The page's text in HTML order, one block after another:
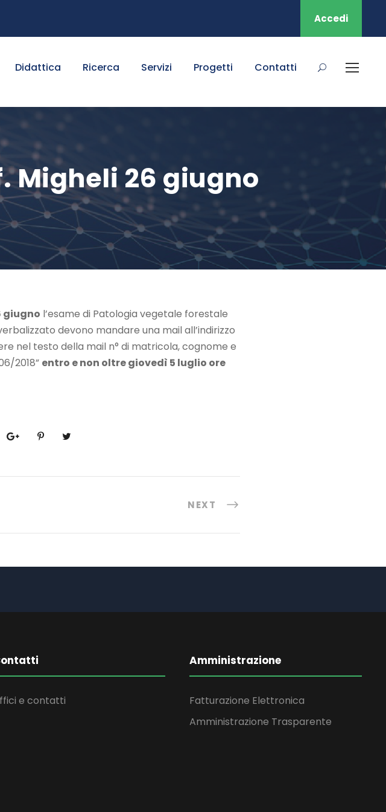
Accedi
Didattica Ricerca Servizi Progetti Contatti
Migheli 26 giugno
giugno l’esame di Patologia vegetale forestale
devono mandare una mail all’indirizzo
nel testo della mail n° di matricola, cognome e
2018” entro e non oltre giovedì 5 luglio ore
NEXT
e contatti
Amministrazione
Fatturazione Elettronica
Amministrazione Trasparente